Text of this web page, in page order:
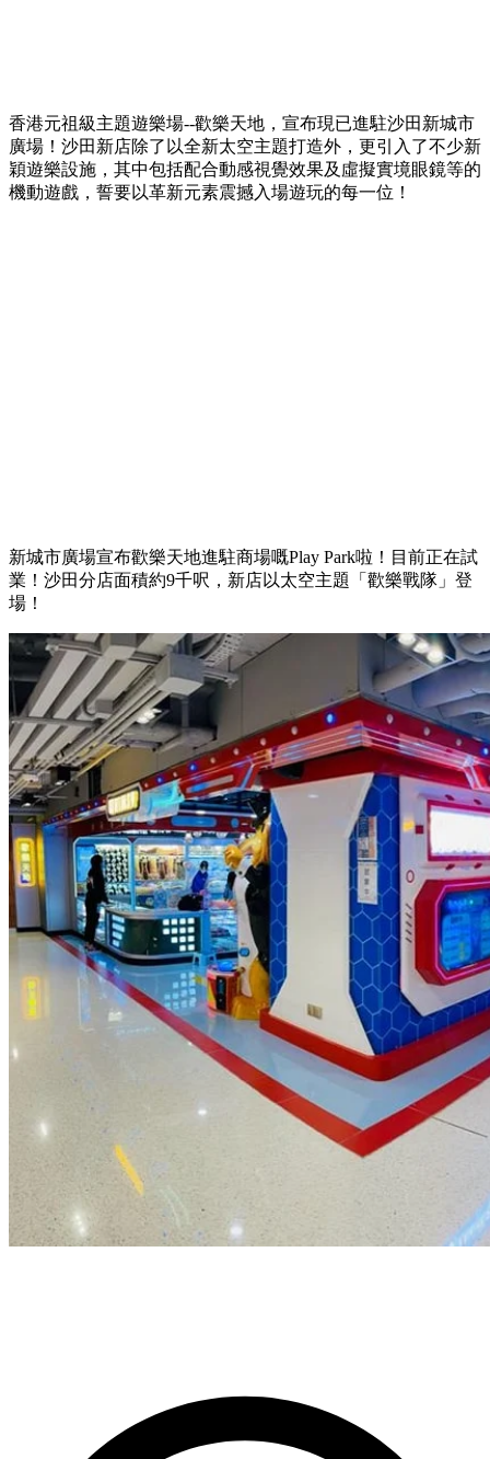
香港元祖級主題遊樂場--歡樂天地，宣布現已進駐沙田新城市
廣場！沙田新店除了以全新太空主題打造外，更引入了不少新
穎遊樂設施，其中包括配合動感視覺效果及虛擬實境眼鏡等的
機動遊戲，誓要以革新元素震撼入場遊玩的每一位！
新城市廣場宣布歡樂天地進駐商場嘅Play Park啦！目前正在試
業！沙田分店面積約9千呎，新店以太空主題「歡樂戰隊」登
場！